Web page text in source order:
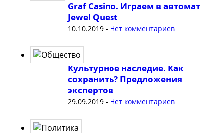
Graf Casino. Играем в автомат
Jewel Quest
10.10.2019- Нет комментариев
Культурное наследие. Как
сохранить? Предложения
экспертов
29.09.2019- Нет комментариев